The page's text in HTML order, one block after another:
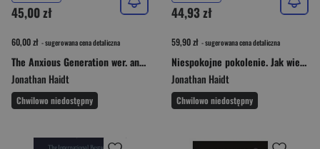
45,00 zł
60,00 zł - sugerowana cena detaliczna
The Anxious Generation wer. angielska
Jonathan Haidt
Chwilowo niedostępny
44,93 zł
59,90 zł - sugerowana cena detaliczna
Niespokojne pokolenie. Jak wielkie przeprogramowanie dzieciństwa wywołało epidemie chorób psychicznych
Jonathan Haidt
Chwilowo niedostępny